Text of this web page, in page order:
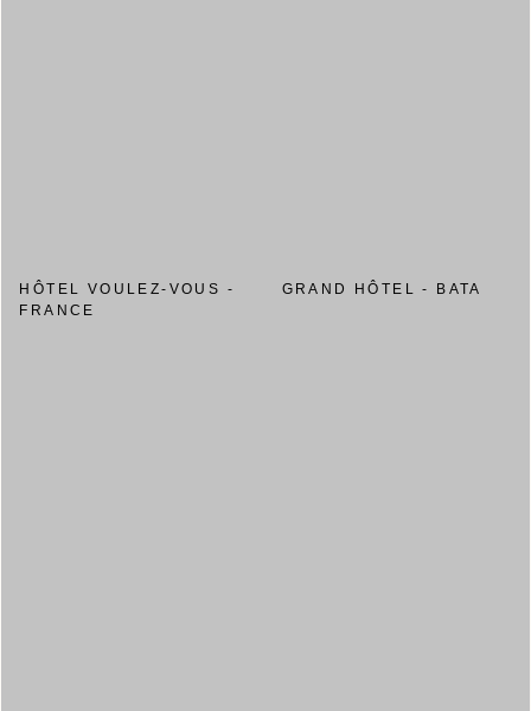
HÔTEL VOULEZ-VOUS -
FRANCE
GRAND HÔTEL - BATA